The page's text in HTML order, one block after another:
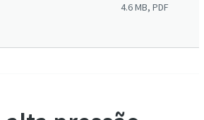
4.6 MB, PDF